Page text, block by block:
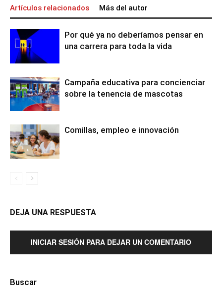
Artículos relacionados Más del autor
Por qué ya no deberíamos pensar en
una carrera para toda la vida
Campaña educativa para concienciar
sobre la tenencia de mascotas
Comillas, empleo e innovación
DEJA UNA RESPUESTA
INICIAR SESIÓN PARA DEJAR UN COMENTARIO
Buscar